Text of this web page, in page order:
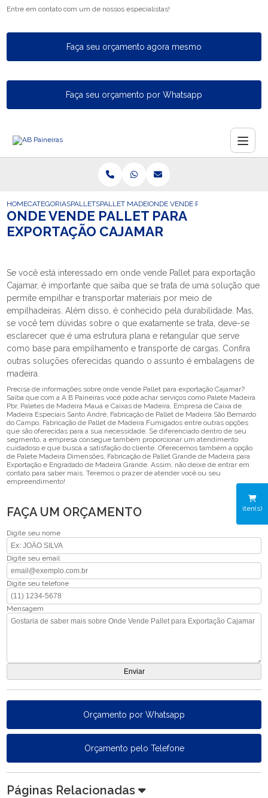
Entre em contato com um de nossos especialistas!
Faça seu orçamento agora mesmo
Faça seu orçamento por Whatsapp
iten(s)
HOMECATEGORIASPALLETSPALLET MADEIRAONDE VENDE PALLET PARA
ONDE VENDE PALLET PARA
EXPORTAÇÃO CAJAMAR
Se você está interessado em onde vende Pallet para exportação
Cajamar, é importante que saiba que se trata de uma solução que
permite empilhar e transportar materiais por meio de
empilhadeiras. Além disso, é conhecido pela durabilidade. Mas,
se você tem dúvidas sobre o que exatamente se trata, deve-se
esclarecer que é uma estrutura plana e retangular que serve
como base para empilhamento e transporte de cargas. Confira
outras soluções oferecidas quando o assunto é embalagens de
madeira.
Precisa de informações sobre onde vende Pallet para exportação Cajamar?
Saiba que com a A B Paineiras você pode achar serviços como Palete Madeira
Pbr, Paletes de Madeira Mauá e Caixas de Madeira, Empresa de Caixa de
Madeira Especiais Santo André, Fabricação de Pallet de Madeira São Bernardo
do Campo, Fabricação de Pallet de Madeira Fumigados entre outras opções
que são oferecidas para a sua necessidade. Se diferenciado dentro de seu
segmento, a empresa consegue também proporcionar um atendimento
cuidadoso e que busca a satisfação do cliente. Oferecemos também a opção
de Palete Madeira Dimensões, Fabricação de Pallet Grande de Madeira para
Exportação e Engradado de Madeira Grande. Assim, não deixe de entrar em
contato para saber mais. Teremos o prazer de atender você ou seu
empreendimento!
FAÇA UM ORÇAMENTO
Digite seu nome
Digite seu email
Digite seu telefone
Mensagem
Orçamento por Whatsapp
Orçamento pelo Telefone
Páginas Relacionadas